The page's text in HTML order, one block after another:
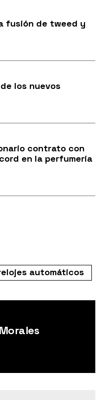
fusión de tweed y
los nuevos
contrato con
en la perfumería
automáticos